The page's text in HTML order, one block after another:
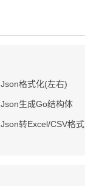
Json格式化(左右)
Json生成Go结构体
Json转Excel/CSV格式